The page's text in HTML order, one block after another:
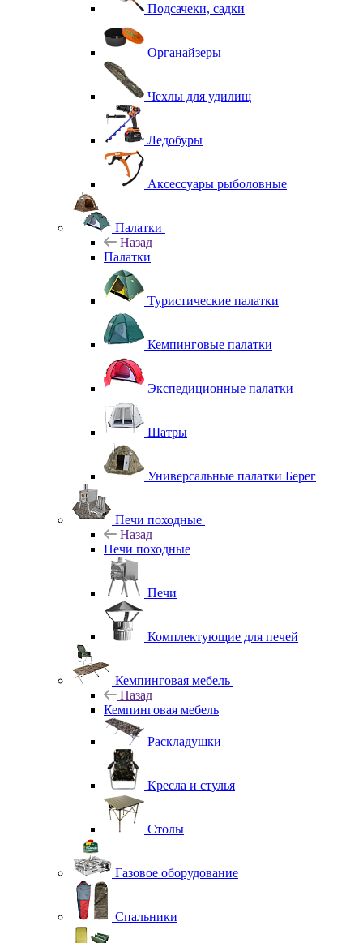
Подсачеки, садки
Органайзеры
Чехлы для удилищ
Ледобуры
Аксессуары рыболовные
Палатки
Назад
Палатки
Туристические палатки
Кемпинговые палатки
Экспедиционные палатки
Шатры
Универсальные палатки Берег
Печи походные
Назад
Печи походные
Печи
Комплектующие для печей
Кемпинговая мебель
Назад
Кемпинговая мебель
Раскладушки
Кресла и стулья
Столы
Газовое оборудование
Спальники